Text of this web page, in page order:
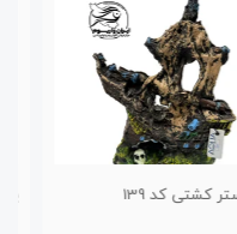
پلی استر کشتی مدل چوبی کد140